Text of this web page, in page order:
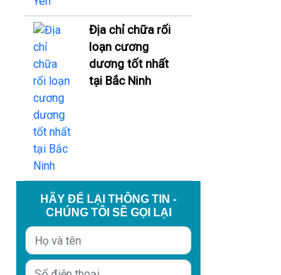
Địa chỉ chữa rối
loạn cương
dương tốt nhất
tại Bắc Ninh
HÃY ĐỂ LẠI THÔNG TIN -
CHÚNG TÔI SẼ GỌI LẠI